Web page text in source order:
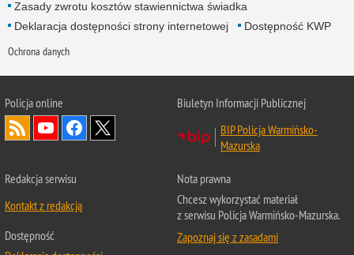
Zasady zwrotu kosztów stawiennictwa świadka
Deklaracja dostępności strony internetowej
Dostępność KWP
Ochrona danych
Policja online
Biuletyn Informacji Publicznej
BIP Policja Warmińsko-
Mazurska
Redakcja serwisu
Kontakt z redakcją
Dostępność
Nota prawna
Chcesz wykorzystać materiał
z serwisu Policja Warmińsko-Mazurska.
Zapoznaj się z zasadami